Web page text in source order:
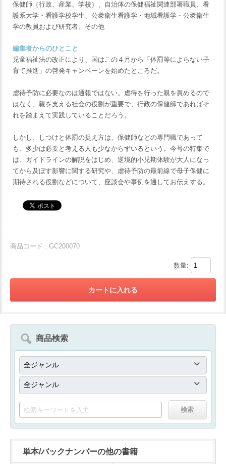
保健師（行政、産業、学校）、自治体の保健福祉関連部署職員、看
護系大学・看護学校学生、公衆衛生看護学・地域看護学・公衆衛生
学の教員および研究者、その他
編集者からのひとこと
児童福祉法の改正により、国はこの４月から「体罰等によらない子
育て推進」の啓発キャンペーンを始めたところだ。
虐待予防に必要なのは通報ではない。虐待を行った親を責めるので
はなく、親を支える社会の役割が重要で、行政の保健師であればそ
れを踏まえて実践していることだろう。
しかし、しつけと体罰の捉え方は、保健師などの専門職であって
も、多少は必要と考える人も少なからずいるという。今号の特集で
は、ガイドラインの解説をはじめ、逆境的小児期体験が大人になっ
てから及ぼす影響に関する研究や、虐待予防の最前線で母子保健に
期待される役割などについて、座談会や事例を通してお伝えする。
商品コード : GC200070
数量:
商品検索
単本/バックナンバーの他の書籍